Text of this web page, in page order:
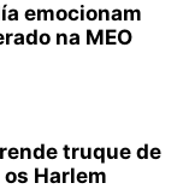
emocionam
na MEO
truque de
Harlem